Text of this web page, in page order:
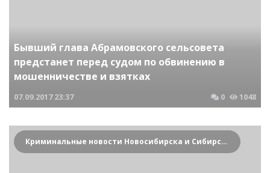
Бывший глава Абрамовского сельсовета
предстанет перед судом по обвинению в
мошенничестве и взятках
07.09.2017 23:37 0 1048
Криминальные новости Новосибирска и Сибирского региона